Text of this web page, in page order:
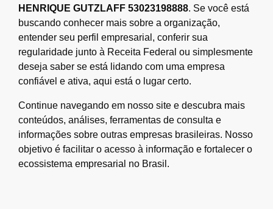
HENRIQUE GUTZLAFF 53023198888. Se você está
buscando conhecer mais sobre a organização,
entender seu perfil empresarial, conferir sua
regularidade junto à Receita Federal ou simplesmente
deseja saber se está lidando com uma empresa
confiável e ativa, aqui está o lugar certo.
Continue navegando em nosso site e descubra mais
conteúdos, análises, ferramentas de consulta e
informações sobre outras empresas brasileiras. Nosso
objetivo é facilitar o acesso à informação e fortalecer o
ecossistema empresarial no Brasil.